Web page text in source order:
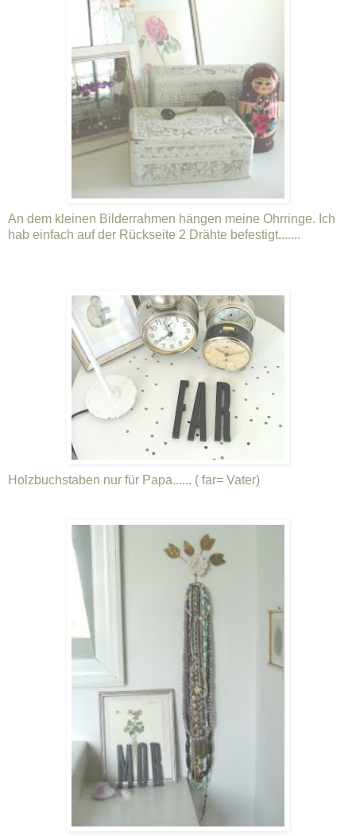
An dem kleinen Bilderrahmen hängen meine Ohrringe. Ich
hab einfach auf der Rückseite 2 Drähte befestigt.......
Holzbuchstaben nur für Papa...... ( far= Vater)